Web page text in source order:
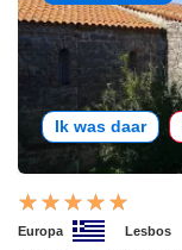
Ik was daar
Europa Lesbos